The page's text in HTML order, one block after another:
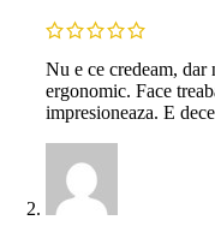
Nu e ce credeam, dar
ergonomic. Face
impresioneaza. E